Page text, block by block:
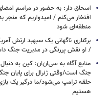
اسحاق‌ دار: به حضور در مراسم
افتخار می‌کنم / امیدواریم که منجر
منطقه‌ای شود
برکناری ناگهانی یک سپهبد ارتش
/ او نقش پررنگی در مدیریت جنگ
منابع آگاه به سی‌ان‌ان: کین به
جنگ است/وقتی ژنرال برای پایان
حلقه ترامپ می‌شود/ما درگیر یک
هستیم